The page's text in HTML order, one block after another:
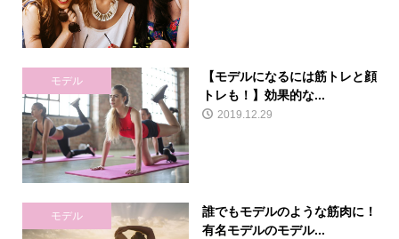
モデル
【モデルになるには筋トレと顔
トレも！】効果的な...
2019.12.29
モデル
誰でもモデルのような筋肉に！
有名モデルのモデル...